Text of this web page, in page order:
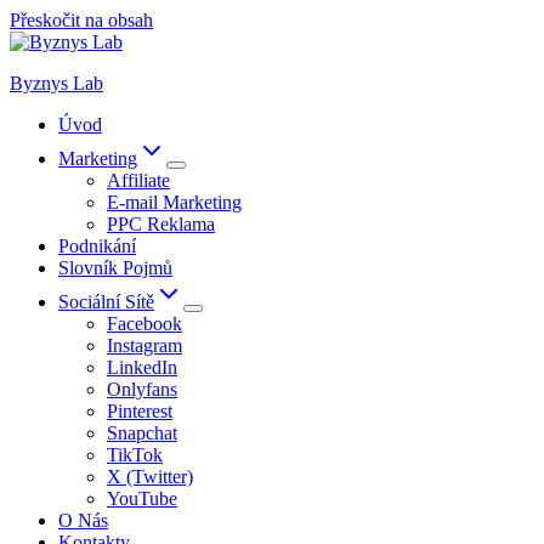
Přeskočit na obsah
Byznys Lab
Úvod
Marketing
Affiliate
E-mail Marketing
PPC Reklama
Podnikání
Slovník Pojmů
Sociální Sítě
Facebook
Instagram
LinkedIn
Onlyfans
Pinterest
Snapchat
TikTok
X (Twitter)
YouTube
O Nás